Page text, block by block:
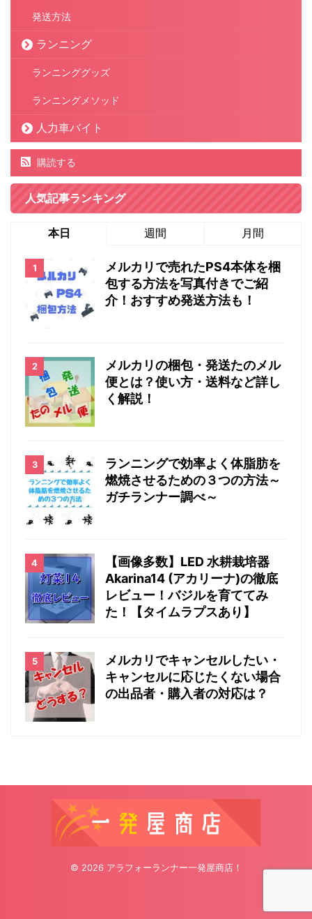
発送方法
ランニング
ランニンググッズ
ランニングメソッド
人力車バイト
購読する
人気記事ランキング
本日 週間 月間
メルカリで売れたPS4本体を梱
包する方法を写真付きでご紹
介！おすすめ発送方法も！
メルカリの梱包・発送たのメル
便とは？使い方・送料など詳し
く解説！
ランニングで効率よく体脂肪を
燃焼させるための３つの方法～
ガチランナー調べ～
【画像多数】LED 水耕栽培器
Akarina14 (アカリーナ)の徹底
レビュー！バジルを育ててみ
た！【タイムラプスあり】
メルカリでキャンセルしたい・
キャンセルに応じたくない場合
の出品者・購入者の対応は？
© 2026 アラフォーランナー一発屋商店！